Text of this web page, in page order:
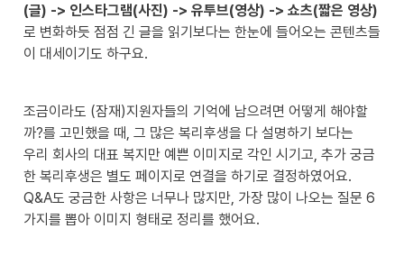
(글) -> 인스타그램(사진) -> 유투브(영상) -> 쇼츠(짧은 영상)
로 변화하듯 점점 긴 글을 읽기보다는 한눈에 들어오는 콘텐츠들
이 대세이기도 하구요.
조금이라도 (잠재)지원자들의 기억에 남으려면 어떻게 해야할
까?를 고민했을 때, 그 많은 복리후생을 다 설명하기 보다는
우리 회사의 대표 복지만 예쁜 이미지로 각인 시기고, 추가 궁금
한 복리후생은 별도 페이지로 연결을 하기로 결정하였어요.
Q&A도 궁금한 사항은 너무나 많지만, 가장 많이 나오는 질문 6
가지를 뽑아 이미지 형태로 정리를 했어요.